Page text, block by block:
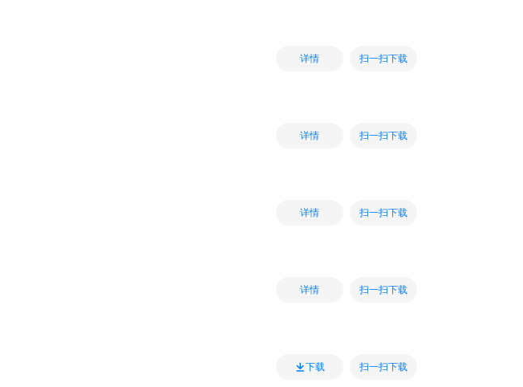
详情 扫一扫下载
详情 扫一扫下载
详情 扫一扫下载
详情 扫一扫下载
下载 扫一扫下载